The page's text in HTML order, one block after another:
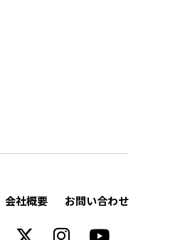
会社概要 お問い合わせ